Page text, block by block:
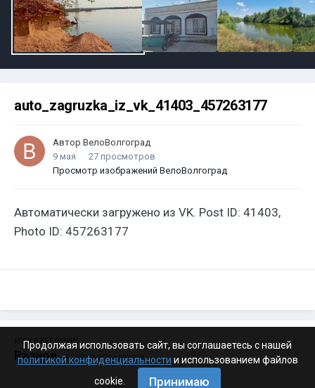
auto_zagruzka_iz_vk_41403_457263177
Автор ВелоВолгоград
9 мая
27 просмотров
Просмотр изображений ВелоВолгоград
Автоматически загружено из VK. Post ID: 41403,
Photo ID: 457263177
ИЗ КАТЕГОРИИ:
Разное · 4 199 изображений
Продолжая использовать сайт, вы соглашаетесь с нашей
политикой конфиденциальности и использованием файлов
cookie.
Принимаю